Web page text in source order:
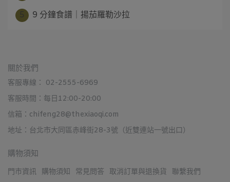
9 分鐘食譜｜揚茄羅勒沙拉
關於我們
客服專線： 02-2555-6969
客服時間：每日12:00-20:00
信箱：chifeng28@thexiaoqi.com
地址：台北市大同區赤峰街28-3號（近雙連站一號出口）
購物須知
門市資訊 購物須知 常見問答 取消訂單與退換貨 聯繫我們